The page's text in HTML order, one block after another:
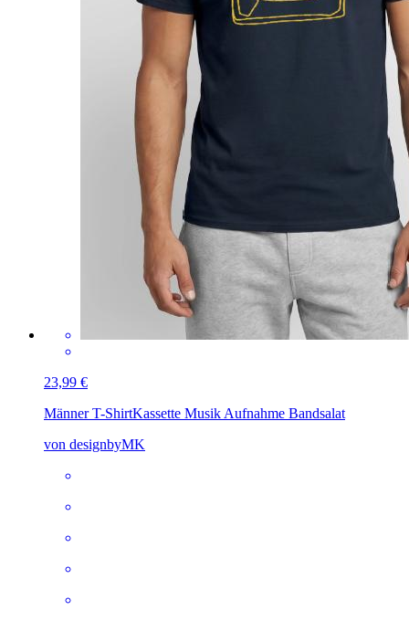
23,99 €
Männer T-ShirtKassette Musik Aufnahme Bandsalat
von designbyMK